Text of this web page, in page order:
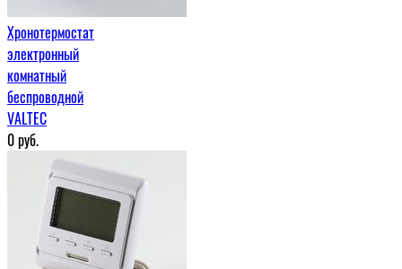
Хронотермостат
электронный
комнатный
беспроводной
VALTEC
0руб.